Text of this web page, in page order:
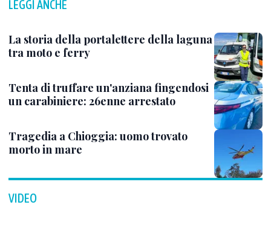
LEGGI ANCHE
La storia della portalettere della laguna
tra moto e ferry
Tenta di truffare un'anziana fingendosi
un carabiniere: 26enne arrestato
Tragedia a Chioggia: uomo trovato
morto in mare
VIDEO